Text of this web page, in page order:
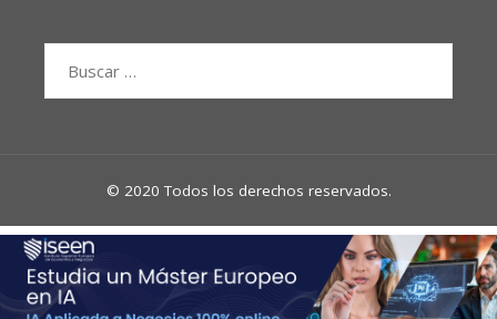
© 2020 Todos los derechos reservados.